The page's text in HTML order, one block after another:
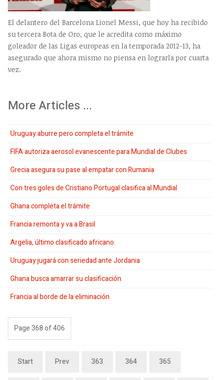
El delantero del Barcelona Lionel Messi, que hoy ha recibido
su tercera Bota de Oro, que le acredita como máximo
goleador de las Ligas europeas en la temporada 2012-13, ha
asegurado que ahora mismo no piensa en lograrla por cuarta
vez.
More Articles ...
Uruguay aburre pero completa el trámite
FIFA autoriza aerosol evanescente para Mundial de Clubes
Grecia asegura su pase al empatar con Rumania
Con tres goles de Cristiano Portugal clasifica al Mundial
Ghana completa el trámite
Francia remonta y va a Brasil
Argelia, último clasificado africano
Uruguay jugará con seriedad ante Jordania
Ghana busca amarrar su clasificación
Francia al borde de la eliminación
Page 368 of 406
Start Prev 363 364 365